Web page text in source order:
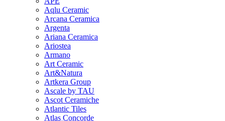
Aqlu Ceramic
Arcana Ceramica
Argenta
Ariana Ceramica
Ariostea
Armano
Art Ceramic
Art&Natura
Artkera Group
Ascale by TAU
Ascot Ceramiche
Atlantic Tiles
Atlas Concorde